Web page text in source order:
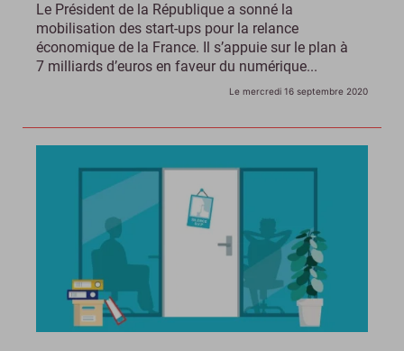
Le Président de la République a sonné la
mobilisation des start-ups pour la relance
économique de la France. Il s’appuie sur le plan à
7 milliards d’euros en faveur du numérique...
Le mercredi 16 septembre 2020